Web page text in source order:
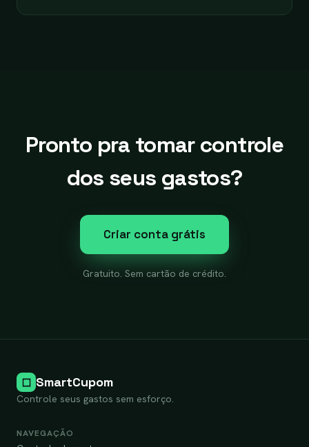
Pronto pra tomar controle
dos seus gastos?
Criar conta grátis
Gratuito. Sem cartão de crédito.
SmartCupom
Controle seus gastos sem esforço.
NAVEGAÇÃO